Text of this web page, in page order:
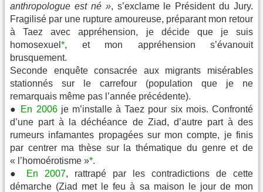
anthropologue est né », s’exclame le Président du Jury.
Fragilisé par une rupture amoureuse, préparant mon retour
à Taez avec appréhension, je décide que je suis
homosexuel *, et mon appréhension s’évanouit
brusquement.
Seconde enquête consacrée aux migrants misérables
stationnés sur le carrefour (population que je ne
remarquais même pas l’année précédente).
● En 2006je m’installe à Taez pour six mois. Confronté
d’une part à la déchéance de Ziad, d’autre part à des
rumeurs infamantes propagées sur mon compte, je finis
par centrer ma thèse sur la thématique du genre et de
« l’homoérotisme »*.
●
En 2007, rattrapé par les contradictions de cette
démarche (Ziad met le feu à sa maison le jour de mon